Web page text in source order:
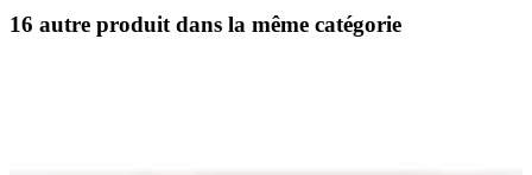
16 autre produit dans la même catégorie